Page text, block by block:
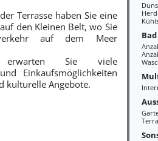
Herd
Bad
Terrasse haben Sie eine
den Kleinen Belt, wo Sie
auf dem Meer
Sie viele
Einkaufsmöglichkeiten
kulturelle Angebote.